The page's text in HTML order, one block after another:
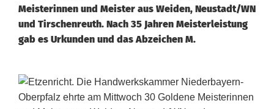
Meisterinnen und Meister aus Weiden, Neustadt/WN
und Tirschenreuth. Nach 35 Jahren Meisterleistung
gab es Urkunden und das Abzeichen M.